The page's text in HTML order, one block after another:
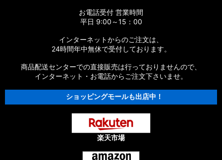
お電話受付 営業時間
平日 9:00～15：00
インターネットからのご注文は、
24時間年中無休で受付しております。
商品配送センターでの直接販売は行っておりませんので、
インターネット・お電話からご注文下さいませ。
ショッピングモールも出店中！
楽天市場